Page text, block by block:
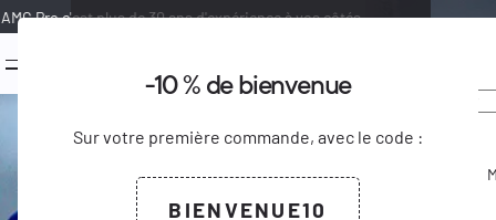
AMG Pro c'est plus de 30 ans d'expérience à vos côtés.
Créer
Civilité
-10 % de bienvenue
Sur votre première commande, avec le code :
BIENVENUE10